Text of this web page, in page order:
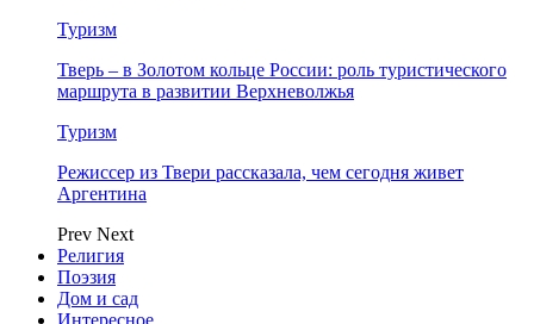
Туризм
Тверь – в Золотом кольце России: роль туристического
маршрута в развитии Верхневолжья
Туризм
Режиссер из Твери рассказала, чем сегодня живет
Аргентина
Prev Next
Религия
Поэзия
Дом и сад
Интересное